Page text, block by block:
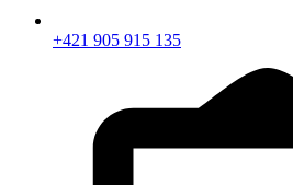
+421 905 915 135